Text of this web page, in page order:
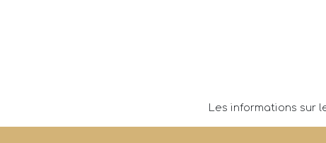
Les informations sur